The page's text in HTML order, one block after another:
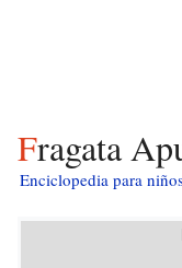
Fragata
Enciclopedia para